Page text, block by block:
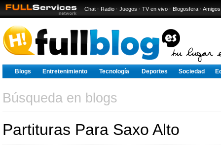
Chat · Radio · Juegos · TV en vivo · Blogosfera · Amigos
Blogs Entretenimiento Tecnología Deportes Sociedad
Búsqueda en blogs
Partituras Para Saxo Alto